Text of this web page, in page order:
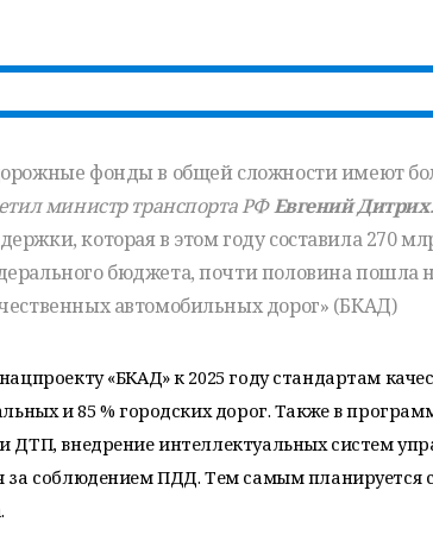
фонды в общей сложности имеют
министр транспорта РФЕвгений Дитрих.
которая в этом году составила 270
бюджета, почти половина пошла
автомобильных дорог» (БКАД)
«БКАД» к 2025 году стандартам
и 85 % городских дорог. Также в
ДТП, внедрение интеллектуальных систем
за соблюдением ПДД. Тем самым планируется